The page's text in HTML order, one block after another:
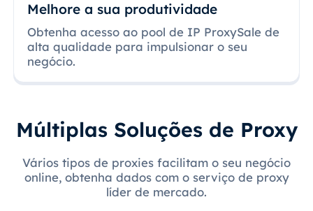
Melhore a sua produtividade
Obtenha acesso ao pool de IP ProxySale de
alta qualidade para impulsionar o seu
negócio.
Múltiplas Soluções de Proxy
Vários tipos de proxies facilitam o seu negócio
online, obtenha dados com o serviço de proxy
líder de mercado.